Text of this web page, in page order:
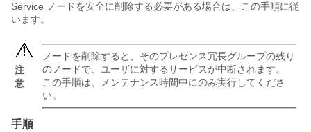
Service ノードを安全に削除する必要がある場合は、この手順に従
います。
注
意
ノードを削除すると、そのプレゼンス冗長グループの残り
のノードで、ユーザに対するサービスが中断されます。
この手順は、メンテナンス時間中にのみ実行してくださ
い。
手順